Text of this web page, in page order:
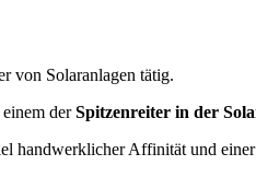
von Solaranlagen tätig.
derSpitzenreiter in der
handwerklicher Affinität und einer